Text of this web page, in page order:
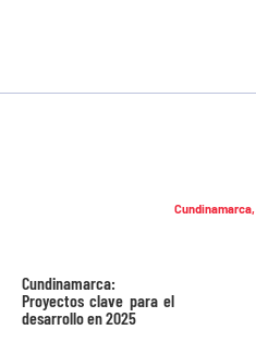
Cundinamarca,
Cundinamarca:
Proyectos clave para el
desarrollo en 2025